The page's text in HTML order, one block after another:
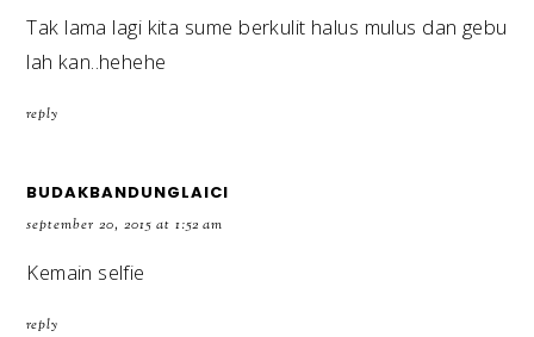
Tak lama lagi kita sume berkulit halus mulus dan gebu
lah kan..hehehe
reply
BUDAKBANDUNGLAICI
september 20, 2015 at 1:52 am
Kemain selfie
reply